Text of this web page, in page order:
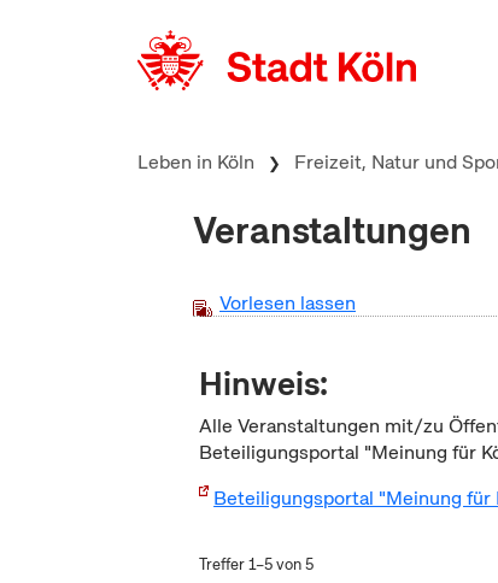
Leben in Köln Freizeit, Natur und
Veranstaltungen
Vorlesen lassen
Hinweis:
Alle Veranstaltungen mit/zu
Beteiligungsportal "Meinung für
Beteiligungsportal "Meinung für
Treffer 1–5 von 5